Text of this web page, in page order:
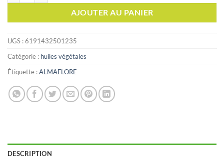
AJOUTER AU PANIER
UGS :6191432501235
Catégorie : huiles végétales
Étiquette :ALMAFLORE
DESCRIPTION